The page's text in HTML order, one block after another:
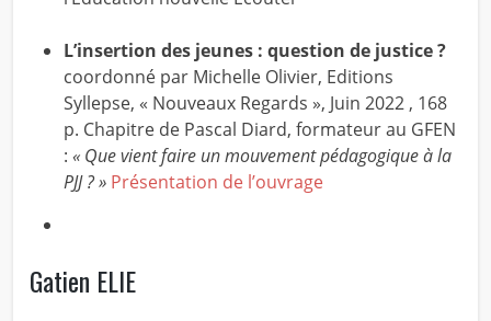
L’insertion des jeunes : question de justice ?
coordonné par Michelle Olivier, Editions
Syllepse, « Nouveaux Regards », Juin 2022 , 168
p. Chapitre de Pascal Diard, formateur au GFEN
: « Que vient faire un mouvement pédagogique à la
PJJ ? » Présentation de l’ouvrage
Gatien ELIE